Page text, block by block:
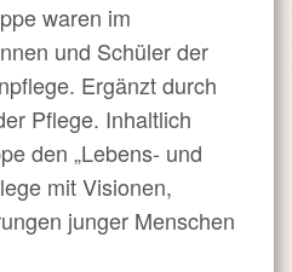
waren im
und Schüler der
Ergänzt durch
Pflege. Inhaltlich
den „Lebens- und
mit Visionen,
junger Menschen